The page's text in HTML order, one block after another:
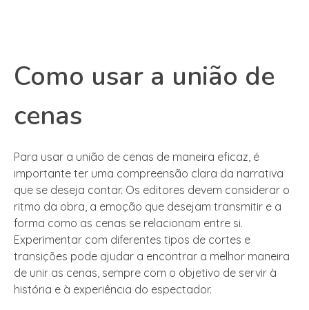
Como usar a união de
cenas
Para usar a união de cenas de maneira eficaz, é
importante ter uma compreensão clara da narrativa
que se deseja contar. Os editores devem considerar o
ritmo da obra, a emoção que desejam transmitir e a
forma como as cenas se relacionam entre si.
Experimentar com diferentes tipos de cortes e
transições pode ajudar a encontrar a melhor maneira
de unir as cenas, sempre com o objetivo de servir à
história e à experiência do espectador.